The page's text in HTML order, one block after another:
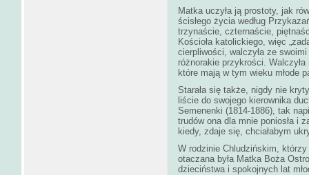
Matka uczyła ją prostoty, jak
ścisłego życia według
trzynaście, czternaście,
Kościoła katolickiego, więc
cierpliwości, walczyła ze
różnorakie przykrości.
które mają w tym wieku młode
Starała się także, nigdy nie
liście do swojego kierownika
Semenenki (1814-1886), tak
trudów ona dla mnie poniosła i
kiedy, zdaje się, chciałabym
W rodzinie Chludzińskim,
otaczana była Matka Boża
dzieciństwa i spokojnych lat